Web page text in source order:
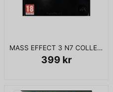
MASS EFFECT 3 N7 COLLECTORS EDITION XBOX 360
399 kr